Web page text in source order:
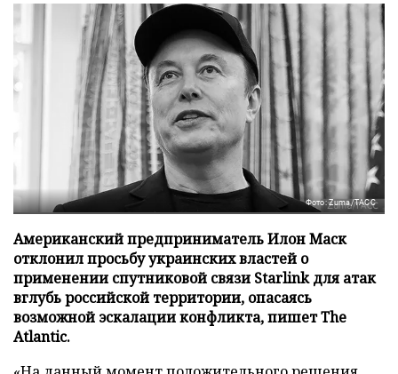
Фото: Zuma/ТАСС
Американский предприниматель Илон Маск
отклонил просьбу украинских властей о
применении спутниковой связи Starlink для атак
вглубь российской территории, опасаясь
возможной эскалации конфликта, пишет The
Atlantic.